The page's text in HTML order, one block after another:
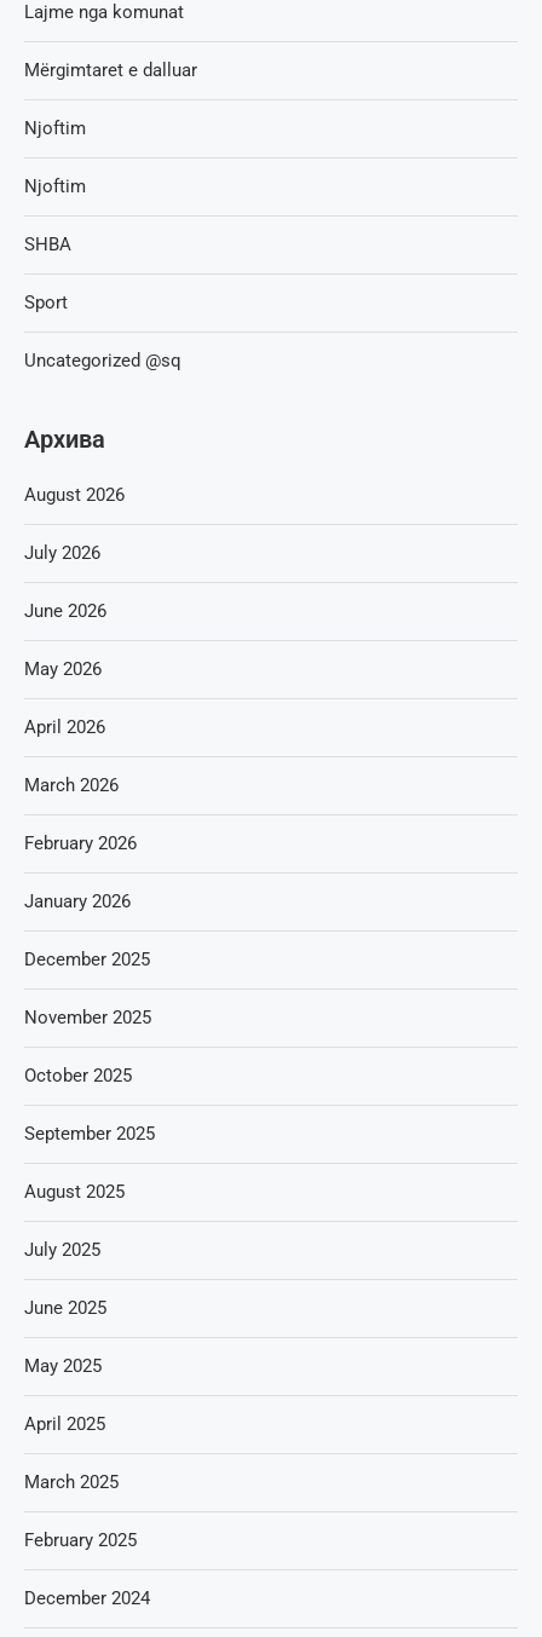
Lajme nga komunat
Mërgimtaret e dalluar
Njoftim
Njoftim
SHBA
Sport
Uncategorized @sq
Архива
August 2026
July 2026
June 2026
May 2026
April 2026
March 2026
February 2026
January 2026
December 2025
November 2025
October 2025
September 2025
August 2025
July 2025
June 2025
May 2025
April 2025
March 2025
February 2025
December 2024